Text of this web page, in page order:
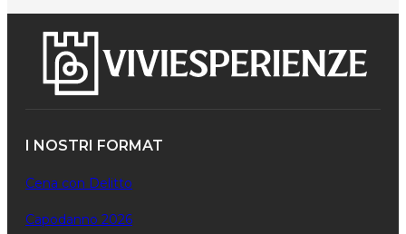
I NOSTRI FORMAT
Cena con Delitto
Capodanno 2026